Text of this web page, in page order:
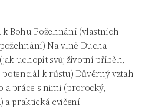
k Bohu Požehnání (vlastních
Na vlně Ducha
uchopit svůj životní příběh,
k růstu) Důvěrný vztah
a práce s nimi (prorocký,
a praktická cvičení